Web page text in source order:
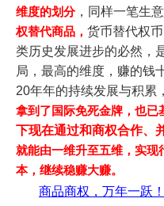
维度的划分， 同样一笔生意
权替代商品， 货币替代权
类历史发展进步的必然，
局，最高的维度，赚的钱
20年年的持续发展与积累，
拿到了国际免死金牌，也已
下现在通过和商权合作、
就能由一维升至五维，实现
本，继续稳赚大赚。
商品商权，万年一跃